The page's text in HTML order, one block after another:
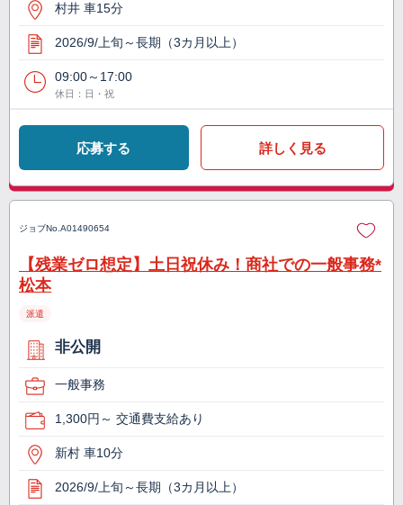
村井 車15分
2026/9/上旬～長期（3カ月以上）
09:00～17:00
休日：日・祝
応募する 詳しく見る
ジョブNo. A01490654
【残業ゼロ想定】土日祝休み！商社での一般事務*
松本
派遣
非公開
一般事務
1,300円～ 交通費支給あり
新村 車10分
2026/9/上旬～長期（3カ月以上）